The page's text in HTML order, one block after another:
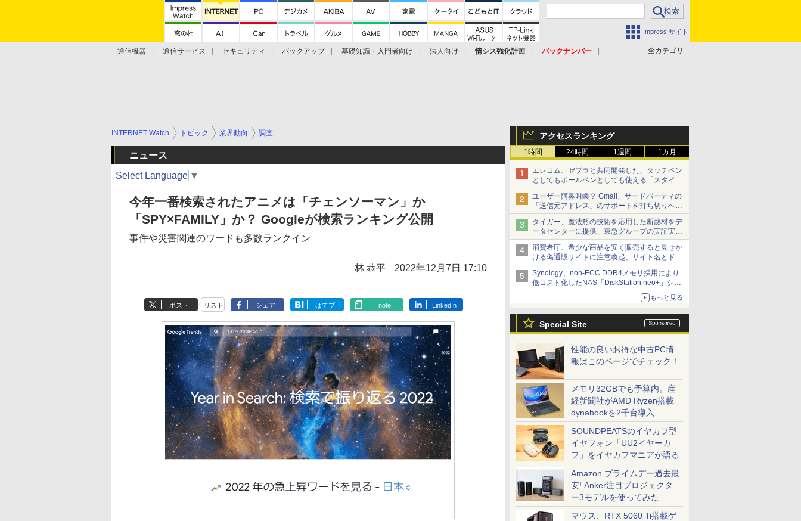
Impress サイト
全カテゴリ
通信機器 通信サービス セキュリティ バックアップ 基礎知識・入門者向け 法人向け 情シス強化計画
バックナンバー
アクセスランキング
1時間 24時間 1週間 1カ月
エレコム、ゼブラと共同開発した、タッチペン
としてもボールペンとしても使える「スタイラ
スツーウェイ」発売 iPadにも紙にも、持ち替
えずに書き込める
ユーザー阿鼻叫喚？ Gmail、サードパーティの
「送信元アドレス」のサポートを打ち切りへ
【やじうまWatch】
タイガー、魔法瓶の技術を応用した断熱材をデ
ータセンターに提供、東急グループの実証実験
で 「ステンレス密封真空断熱パネル TIVIP」
消費者庁、希少な商品を安く販売すると見せか
ける偽通販サイトに注意喚起、サイト名とドメ
イン名を公表
Synology、non-ECC DDR4メモリ採用により
低コスト化したNAS「DiskStation neo+」シリ
ーズ 予算を抑えて導入でき、ECCメモリへの
もっと見る
Special Site
性能の良いお得な中古PC情
報はこのページでチェック！
メモリ32GBでも予算内。産
経新聞社がAMD Ryzen搭載
dynabookを2千台導入
SOUNDPEATSのイヤカフ型
イヤフォン「UU2イヤーカ
フ」をイヤカフマニアが語る
Amazon プライムデー過去最
安! Anker注目プロジェクタ
ー3モデルを使ってみた
マウス、RTX 5060 Ti搭載ゲ
INTERNET Watch トピック 業界動向 調査
ニュース
Select Language ▼
今年一番検索されたアニメは「チェンソーマン」か
「SPY×FAMILY」か？ Googleが検索ランキング公開
事件や災害関連のワードも多数ランクイン
林 恭平 2022年12月7日 17:10
ポスト リスト シェア はてブ note LinkedIn